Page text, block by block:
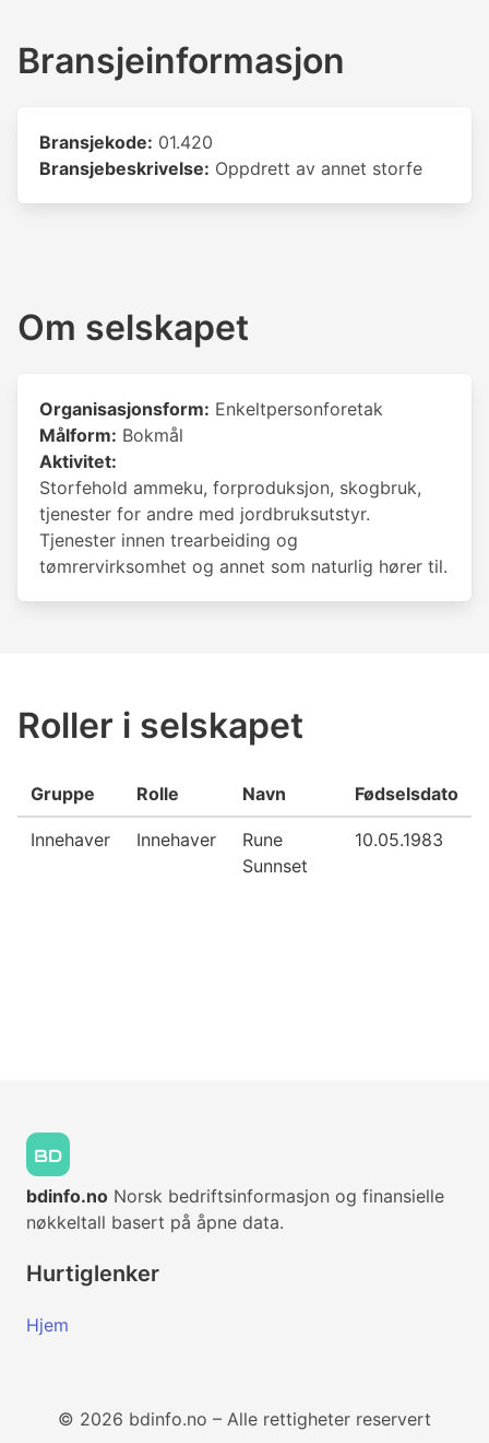
Bransjeinformasjon
Bransjekode: 01.420
Bransjebeskrivelse: Oppdrett av annet storfe
Om selskapet
Organisasjonsform: Enkeltpersonforetak
Målform: Bokmål
Aktivitet:
Storfehold ammeku, forproduksjon, skogbruk,
tjenester for andre med jordbruksutstyr.
Tjenester innen trearbeiding og
tømrervirksomhet og annet som naturlig hører til.
Roller i selskapet
Gruppe Rolle Navn Fødselsdato
Innehaver Innehaver
Rune
Sunnset
10.05.1983
bdinfo.no Norsk bedriftsinformasjon og finansielle
nøkkeltall basert på åpne data.
Hurtiglenker
Hjem
© 2026 bdinfo.no – Alle rettigheter reservert